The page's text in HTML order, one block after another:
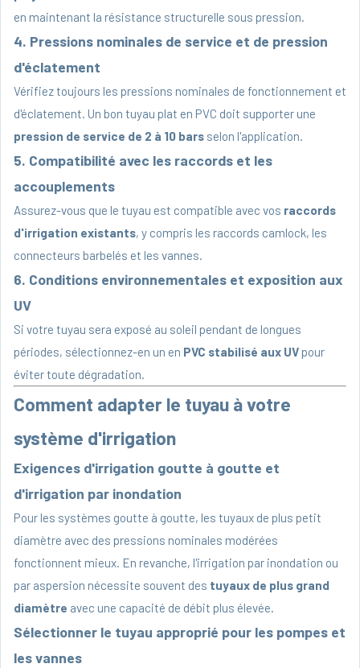
en maintenant la résistance structurelle sous pression.
4. Pressions nominales de service et de pression
d'éclatement
Vérifiez toujours les pressions nominales de fonctionnement et
d'éclatement. Un bon tuyau plat en PVC doit supporter une
pression de service de 2 à 10 bars selon l'application.
5. Compatibilité avec les raccords et les
accouplements
Assurez-vous que le tuyau est compatible avec vos raccords
d'irrigation existants, y compris les raccords camlock, les
connecteurs barbelés et les vannes.
6. Conditions environnementales et exposition aux
UV
Si votre tuyau sera exposé au soleil pendant de longues
périodes, sélectionnez-en un en PVC stabilisé aux UV pour
éviter toute dégradation.
Comment adapter le tuyau à votre
système d'irrigation
Exigences d'irrigation goutte à goutte et
d'irrigation par inondation
Pour les systèmes goutte à goutte, les tuyaux de plus petit
diamètre avec des pressions nominales modérées
fonctionnent mieux. En revanche, l'irrigation par inondation ou
par aspersion nécessite souvent des tuyaux de plus grand
diamètre avec une capacité de débit plus élevée.
Sélectionner le tuyau approprié pour les pompes et
les vannes